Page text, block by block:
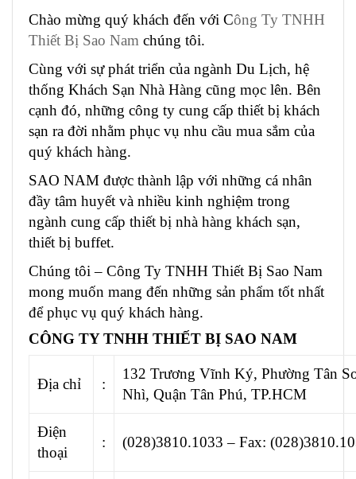
Chào mừng quý khách đến với Công Ty TNHH
Thiết Bị Sao Nam chúng tôi.
Cùng với sự phát triển của ngành Du Lịch, hệ
thống Khách Sạn Nhà Hàng cũng mọc lên. Bên
cạnh đó, những công ty cung cấp thiết bị khách
sạn ra đời nhằm phục vụ nhu cầu mua sắm của
quý khách hàng.
SAO NAM được thành lập với những cá nhân
đầy tâm huyết và nhiều kinh nghiệm trong
ngành cung cấp thiết bị nhà hàng khách sạn,
thiết bị buffet.
Chúng tôi – Công Ty TNHH Thiết Bị Sao Nam
mong muốn mang đến những sản phẩm tốt nhất
để phục vụ quý khách hàng.
CÔNG TY TNHH THIẾT BỊ SAO NAM
Địa chỉ :
132 Trương Vĩnh Ký, Phường Tân
Nhì, Quận Tân Phú, TP.HCM
Điện
thoại
: (028)3810.1033 – Fax: